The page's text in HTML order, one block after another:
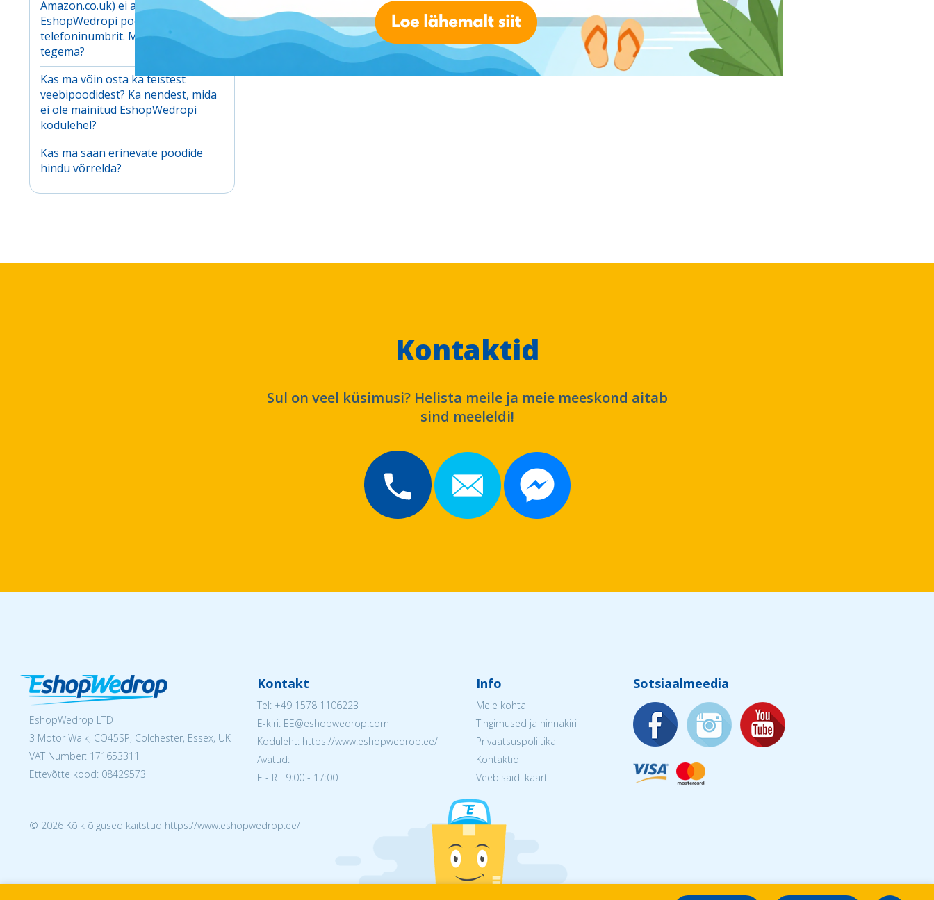
Amazon.co.uk) ei aksepteeri
EshopWedropi poolt pakutavat
telefoninumbrit. Mida ma peaks
tegema?
Kas ma võin osta ka teistest
veebipoodidest? Ka nendest, mida
ei ole mainitud EshopWedropi
kodulehel?
Kas ma saan erinevate poodide
hindu võrrelda?
Kontaktid
Sul on veel küsimusi? Helista meile ja meie meeskond aitab
sind meeleldi!
EshopWedrop LTD
3 Motor Walk, CO45SP, Colchester, Essex, UK
VAT Number: 171653311
Ettevõtte kood: 08429573
Kontakt
Tel: +49 1578 1106223
E-kiri: EE@eshopwedrop.com
Koduleht: https://www.eshopwedrop.ee/
Avatud:
E - R 9:00 - 17:00
Info
Meie kohta
Tingimused ja hinnakiri
Privaatsuspoliitika
Kontaktid
Veebisaidi kaart
Sotsiaalmeedia
© 2026 Kõik õigused kaitstud https://www.eshopwedrop.ee/